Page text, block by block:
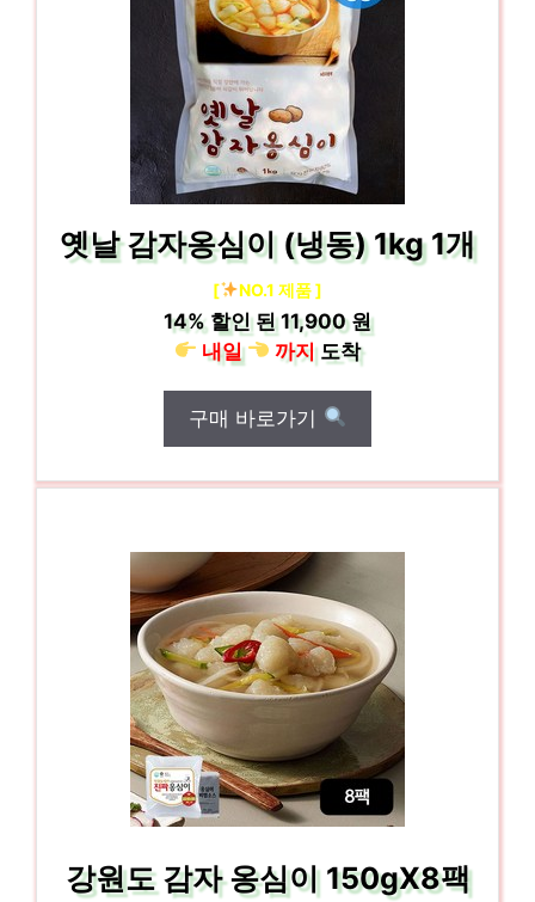
옛날 감자옹심이 (냉동) 1kg 1개
[ NO.1 제품 ]
14% 할인 된11,900 원
내일
까지도착
구매 바로가기
강원도 감자 옹심이 150gX8팩